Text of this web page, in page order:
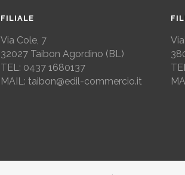
FILIALE
Via Cole, 7
32027 Taibon Agordino (BL)
TEL: 0437 1680137
MAIL: taibon@edil-commercio.it